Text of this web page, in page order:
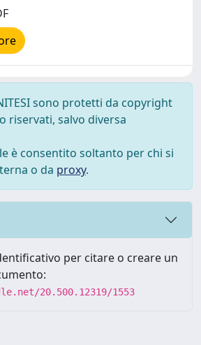
sono protetti da copyright
riservati, salvo diversa
è consentito soltanto per chi si
o da proxy.
per citare o creare un
20.500.12319/1553